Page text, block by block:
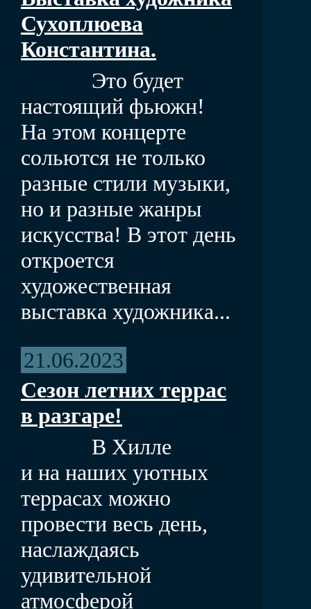
Сухоплюева
Константина.
Это будет
настоящий фьюжн!
На этом концерте
сольются не только
разные стили музыки,
но и разные жанры
искусства! В этот день
откроется
художественная
выставка художника...
21.06.2023
Сезон летних террас
в разгаре!
В Хилле
и на наших уютных
террасах можно
провести весь день,
наслаждаясь
удивительной
атмосферой